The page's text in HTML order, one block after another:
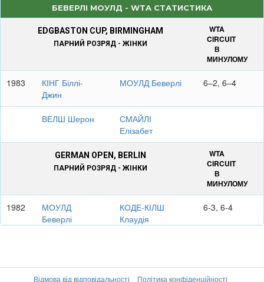
БЕВЕРЛІ МОУЛД - WTA СТАТИСТИКА
EDGBASTON CUP, BIRMINGHAM
ПАРНИЙ РОЗРЯД - ЖІНКИ
WTA
CIRCUIT
В
МИНУЛОМУ
1983
КІНГ Біллі-
Джин
МОУЛД Беверлі 6–2, 6–4
ВЕЛШ Шерон
СМАЙЛІ
Елізабет
GERMAN OPEN, BERLIN
ПАРНИЙ РОЗРЯД - ЖІНКИ
WTA
CIRCUIT
В
МИНУЛОМУ
1982
МОУЛД
Беверлі
КОДЕ-КІЛШ
Клаудія
6-3, 6-4
VIRGINIA SLIMS OF NEWPORT WTA
Відмова від відповідальності Політика конфіденційності